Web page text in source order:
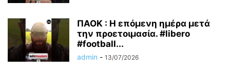
ΠΑΟΚ : Η επόμενη ημέρα μετά
την προετοιμασία. #libero
#football...
admin - 13/07/2026